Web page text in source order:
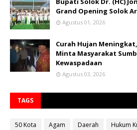
Grand Opening Solok
Agustus 01, 2026
Curah Hujan
Minta Masyarakat
Kewaspadaan
Agustus 03, 2026
TAGS
50 Kota Agam Daerah Hukum